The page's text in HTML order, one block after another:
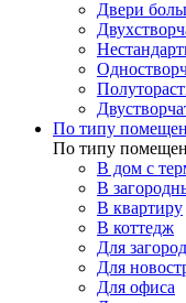
Двери
По типу
По типу
В дом с
В
В квартиру
В коттедж
Для
Для
Для офиса